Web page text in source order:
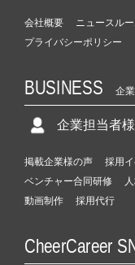
会社概要 ニュースル
プライバシーポリシー
BUSINESS 企
企業担当者
掲載企業様の声 採用
ベンチャー合同研修
動画制作
採用代行
CheerCareer